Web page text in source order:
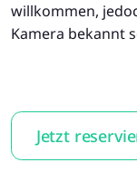
willkommen,
Kamera bekannt
Jetzt